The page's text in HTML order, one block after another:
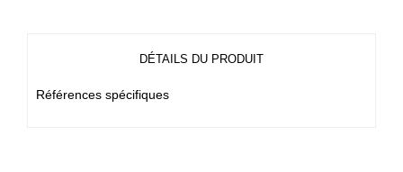
DÉTAILS DU PRODUIT
Références spécifiques